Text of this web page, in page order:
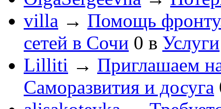
villa → Помощь
сетей в Сочи 0 в Услуги
Lilliti → Приглашаем
Саморазвития и досуга